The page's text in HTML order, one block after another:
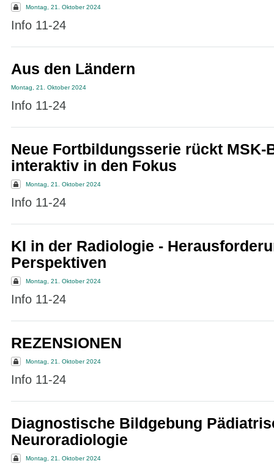
Montag, 21. Oktober 2024
Info 11-24
Aus den Ländern
Montag, 21. Oktober 2024
Info 11-24
Neue Fortbildungsserie rückt MSK-
interaktiv in den Fokus
Montag, 21. Oktober 2024
Info 11-24
KI in der Radiologie -
Perspektiven
Montag, 21. Oktober 2024
Info 11-24
REZENSIONEN
Montag, 21. Oktober 2024
Info 11-24
Diagnostische Bildgebung
Neuroradiologie
Montag, 21. Oktober 2024